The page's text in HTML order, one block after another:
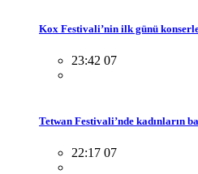
Kox Festivali’nin ilk günü
23:42 07
Tetwan Festivali’nde kadınların
22:17 07